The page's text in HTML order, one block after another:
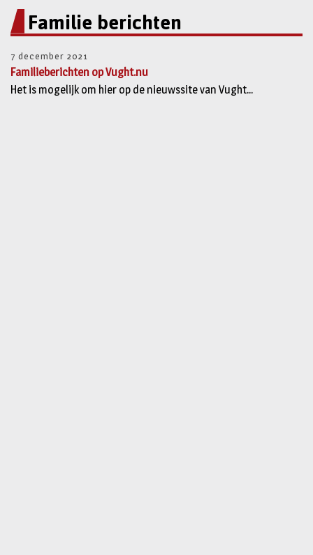
Familie berichten
7 december 2021
Familieberichten op Vught.nu
Het is mogelijk om hier op de nieuwssite van Vught...